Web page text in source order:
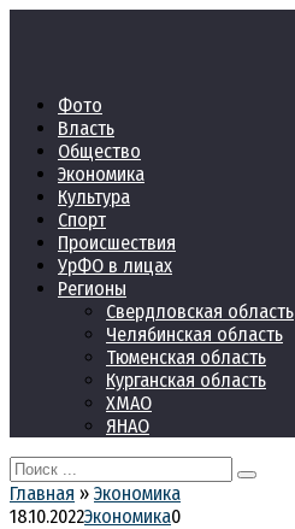
Фото
Власть
Общество
Экономика
Культура
Спорт
Происшествия
УрФО в лицах
Регионы
Свердловская область
Челябинская область
Тюменская область
Курганская область
ХМАО
ЯНАО
Search
for:
Главная » Экономика
18.10.2022Экономика0